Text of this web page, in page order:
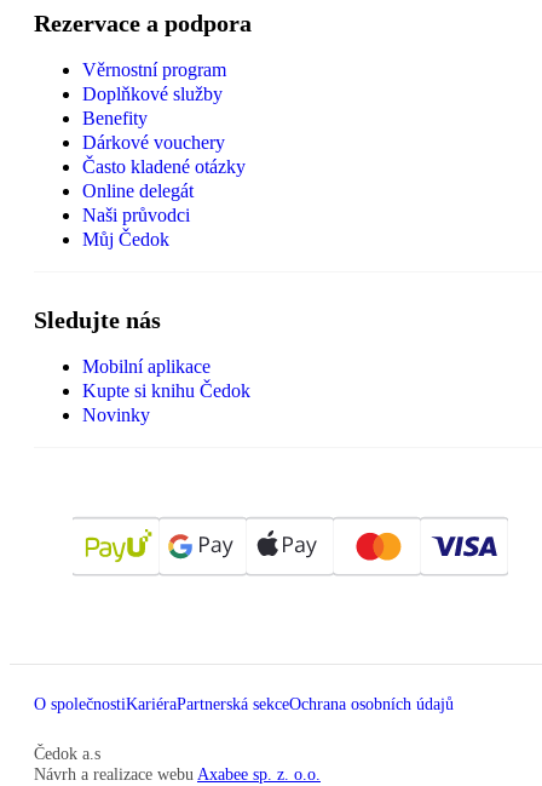
Rezervace a podpora
Věrnostní program
Doplňkové služby
Benefity
Dárkové vouchery
Často kladené otázky
Online delegát
Naši průvodci
Můj Čedok
Sledujte nás
Mobilní aplikace
Kupte si knihu Čedok
Novinky
O společnostiKariéraPartnerská sekceOchrana osobních údajů
Čedok a.s
Návrh a realizace webu Axabee sp. z. o.o.